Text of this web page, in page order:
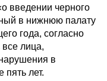
введении черного
в нижнюю палату
года, согласно
все лица,
в
пять лет.